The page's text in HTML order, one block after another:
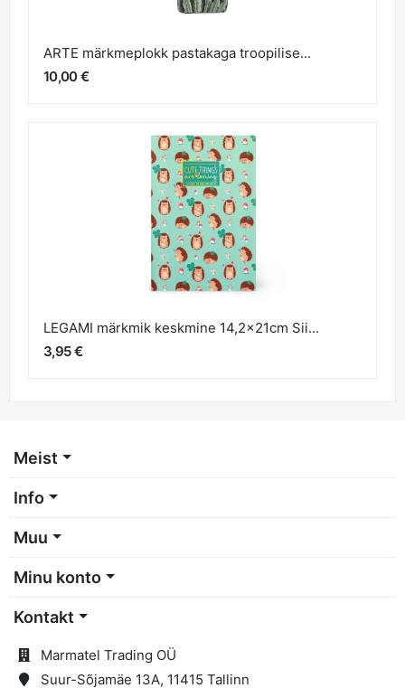
ARTE märkmeplokk pastakaga troopilise...
10,00 €
LEGAMI märkmik keskmine 14,2x21cm Sii...
3,95 €
Meist
Info
Muu
Minu konto
Kontakt
Marmatel Trading OÜ
Suur-Sõjamäe 13A, 11415 Tallinn